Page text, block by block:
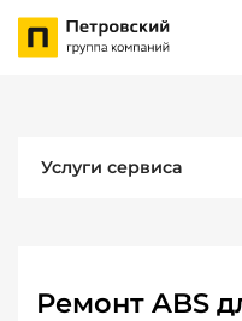
Услуги сервиса
Ремонт ABS